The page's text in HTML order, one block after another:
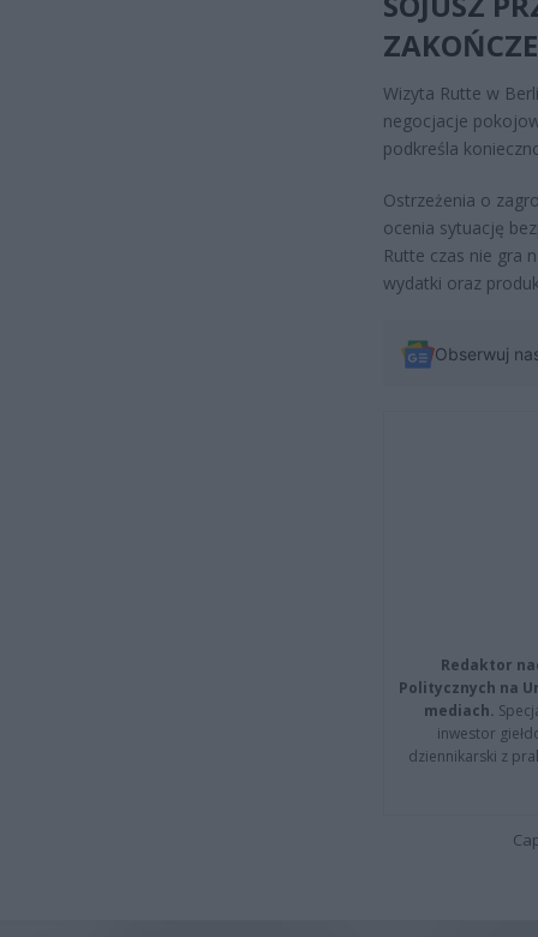
Wizyta Rutte w
negocjacje
podkreśla
Ostrzeżenia o
ocenia sytuację
Rutte czas nie gra
wydatki oraz
Obserwuj
Redaktor
Politycznych na
mediach.
inwestor
dziennikarski z